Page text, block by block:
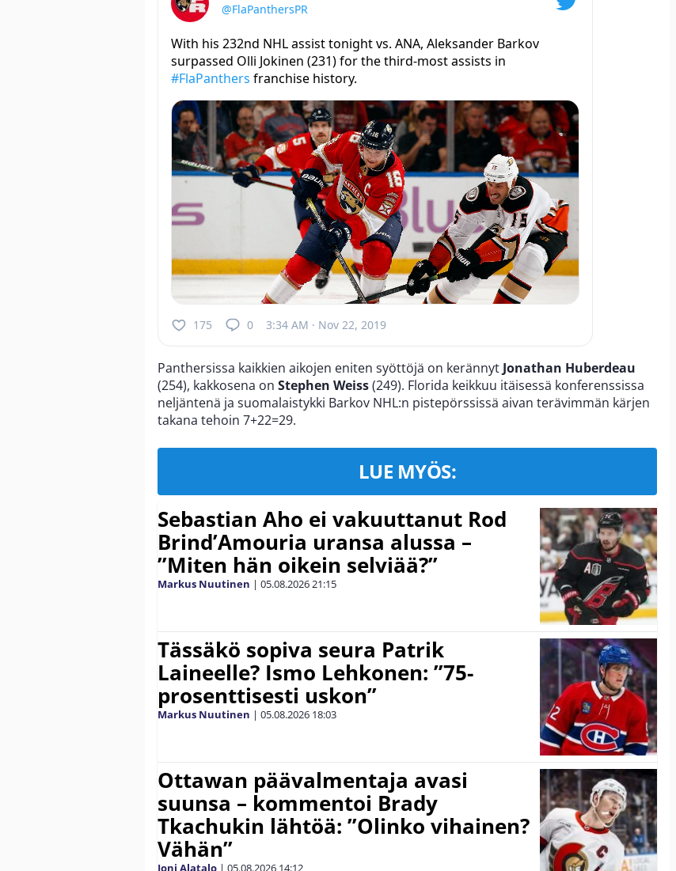
@FlaPanthersPR
With his 232nd NHL assist tonight vs. ANA, Aleksander Barkov
surpassed Olli Jokinen (231) for the third-most assists in
#FlaPanthers franchise history.
175 0 3:34 AM · Nov 22, 2019
Panthersissa kaikkien aikojen eniten syöttöjä on kerännyt Jonathan Huberdeau
(254), kakkosena on Stephen Weiss(249). Florida keikkuu itäisessä konferenssissa
neljäntenä ja suomalaistykki Barkov NHL:n pistepörssissä aivan terävimmän kärjen
takana tehoin 7+22=29.
LUE MYÖS:
Sebastian Aho ei vakuuttanut Rod
Brind’Amouria uransa alussa –
”Miten hän oikein selviää?”
Markus Nuutinen | 05.08.2026 21:15
Tässäkö sopiva seura Patrik
Laineelle? Ismo Lehkonen: ”75-
prosenttisesti uskon”
Markus Nuutinen | 05.08.2026 18:03
Ottawan päävalmentaja avasi
suunsa – kommentoi Brady
Tkachukin lähtöä: ”Olinko vihainen?
Vähän”
Joni Alatalo | 05.08.2026 14:12